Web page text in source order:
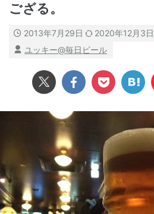
ござる。
2013年7月29日
2020年12月3日
ユッキー@毎日ビール